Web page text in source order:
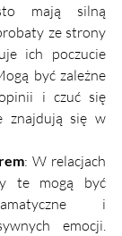
mają silną
ze strony
ich poczucie
być zależne
i czuć się
znajdują się w
: W relacjach
te mogą być
i
emocji.